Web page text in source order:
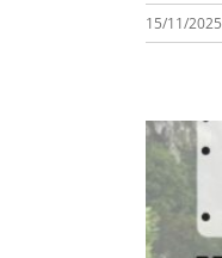
15/11/2025